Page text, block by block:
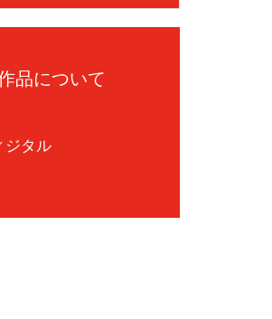
品について
タル